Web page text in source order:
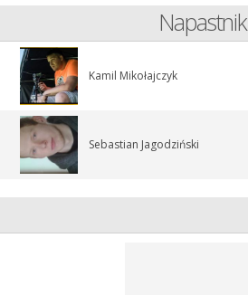
Napastnik
Kamil Mikołajczyk
Sebastian Jagodziński